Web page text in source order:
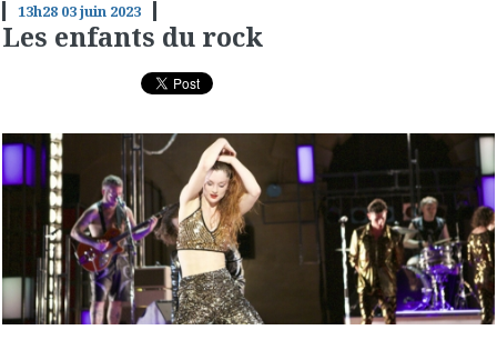
13h28 03juin 2023
Les enfants du rock